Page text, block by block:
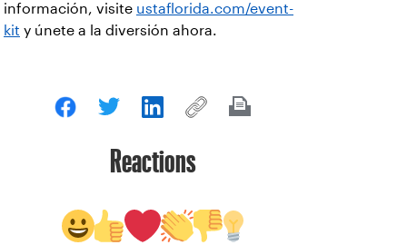
información, visite ustaflorida.com/event-
kit y únete a la diversión ahora.
Reactions